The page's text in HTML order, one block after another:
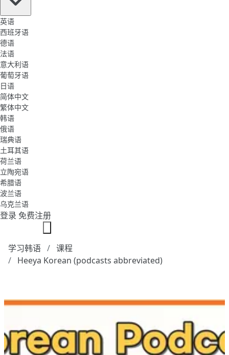
英语
西班牙语
德语
法语
意大利语
葡萄牙语
日语
简体中文
繁体中文
韩语
俄语
瑞典语
土耳其语
荷兰语
立陶宛语
希腊语
波兰语
乌克兰语
登录 免费注册
学习韩语
课程
Heeya Korean (podcasts abbreviated)